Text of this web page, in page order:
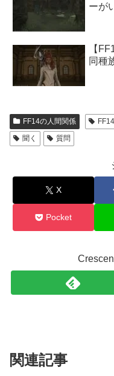
ーが
【
同種
FF14の人間関係
聞く
質問
X
Pocket
関連記事